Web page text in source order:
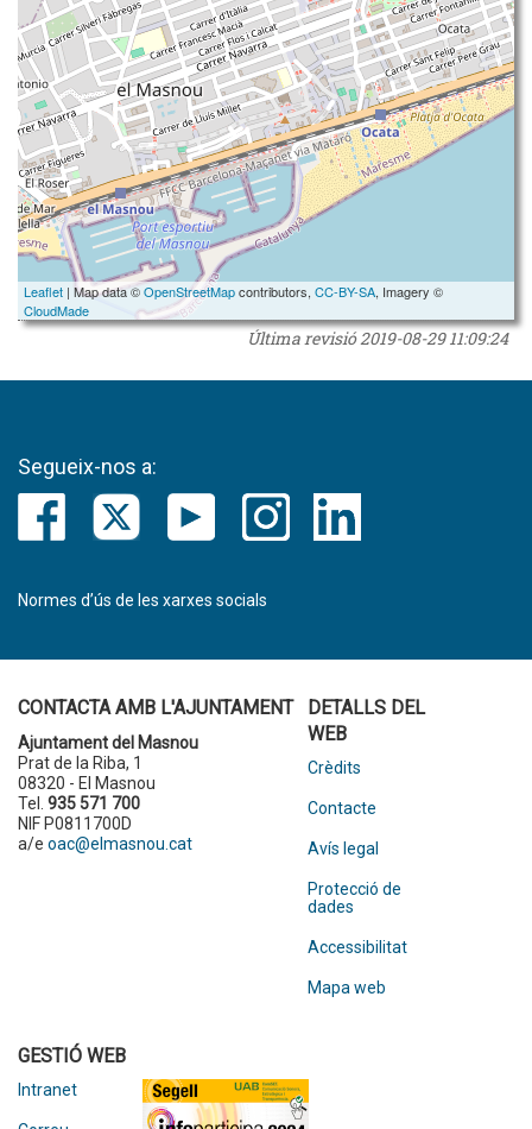
Leaflet | Map data ©OpenStreetMapcontributors, CC-BY-SA, Imagery ©
CloudMade
Última revisió2019-08-29 11:09:24
Segueix-nos a:
Normes d’ús de les xarxes socials
CONTACTA AMB L'AJUNTAMENT
Ajuntament del Masnou
Prat de la Riba, 1
08320 - El Masnou
Tel. 935 571 700
NIF P0811700D
a/e oac@elmasnou.cat
DETALLS DEL
WEB
Crèdits
Contacte
Avís legal
Protecció de
dades
Accessibilitat
Mapa web
GESTIÓ WEB
Intranet